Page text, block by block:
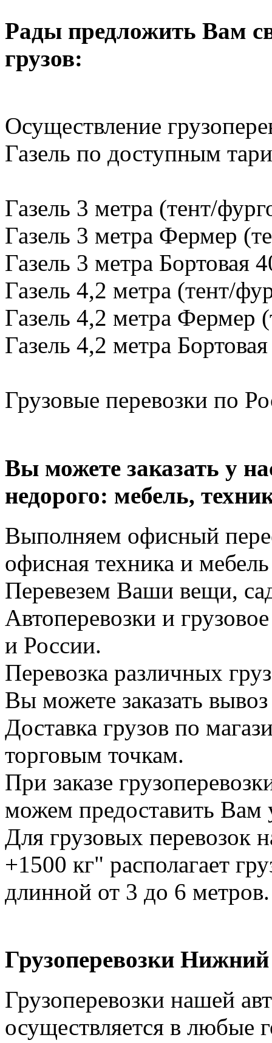
Рады предложить Вам
грузов:
Осуществление
Газель по доступным
Газель 3 метра (тент/
Газель 3 метра Фермер
Газель 3 метра Бортовая
Газель 4,2 метра (тент/
Газель 4,2 метра Фермер
Газель 4,2 метра
Грузовые перевозки по
Вы можете заказать у
недорого: мебель,
Выполняем офисный
офисная техника и
Перевезем Ваши вещи,
Автоперевозки и
и России.
Перевозка различных
Вы можете заказать
Доставка грузов по
торговым точкам.
При заказе
можем предоставить Вам
Для грузовых перевозок
+1500 кг" располагает
длинной от 3 до 6 метров.
Грузоперевозки
Грузоперевозки нашей
осуществляется в любые